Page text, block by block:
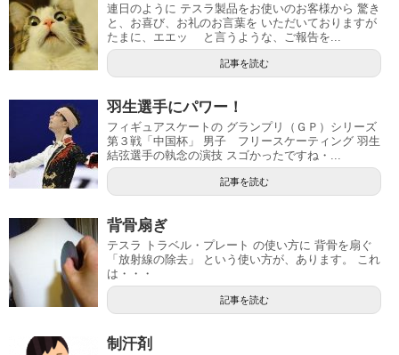
連日のように テスラ製品をお使いのお客様から 驚き
と、お喜び、お礼のお言葉を いただいておりますが
たまに、エエッ と言うような、ご報告を...
記事を読む
羽生選手にパワー！
フィギュアスケートの グランプリ（ＧＰ）シリーズ
第３戦「中国杯」 男子 フリースケーティング 羽生
結弦選手の執念の演技 スゴかったですね・...
記事を読む
背骨扇ぎ
テスラ トラベル・プレート の使い方に 背骨を扇ぐ
「放射線の除去」 という使い方が、あります。 これ
は・・・
記事を読む
制汗剤